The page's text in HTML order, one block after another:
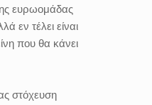
ευρωομάδας
εν τέλει είναι
που θα κάνει
στόχευση